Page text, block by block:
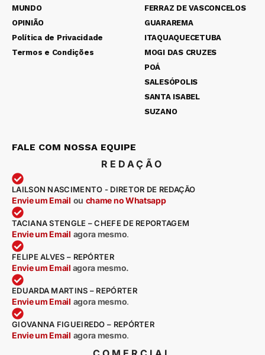
MUNDO
OPINIÃO
Política de Privacidade
Termos e Condições
FERRAZ DE VASCONCELOS
GUARAREMA
ITAQUAQUECETUBA
MOGI DAS CRUZES
POÁ
SALESÓPOLIS
SANTA ISABEL
SUZANO
FALE COM NOSSA EQUIPE
REDAÇÃO
LAILSON NASCIMENTO - DIRETOR DE REDAÇÃO
Envie um Email ou chame no Whatsapp
TACIANA STENGLE – CHEFE DE REPORTAGEM
Envie um Email agora mesmo.
FELIPE ALVES – REPÓRTER
Envie um Email agora mesmo.
EDUARDA MARTINS – REPÓRTER
Envie um Email agora mesmo.
GIOVANNA FIGUEIREDO – REPÓRTER
Envie um Email agora mesmo.